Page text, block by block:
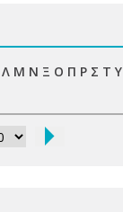
Λ Μ Ν Ξ Ο Π Ρ Σ Τ Υ